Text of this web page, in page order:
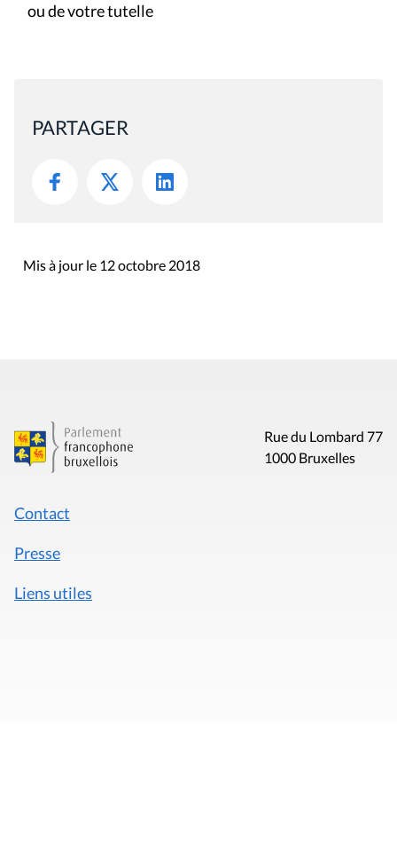
ou de votre tutelle
PARTAGER
Mis à jour le 12 octobre 2018
Rue du Lombard 77
1000 Bruxelles
Contact
Presse
Liens utiles